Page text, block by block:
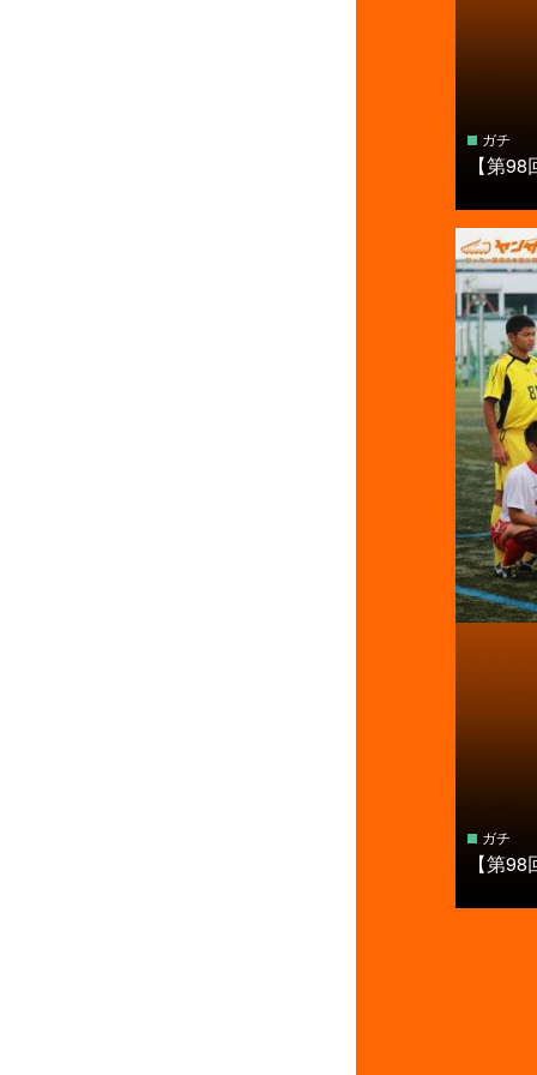
ガチ
【第
ガチ
【第